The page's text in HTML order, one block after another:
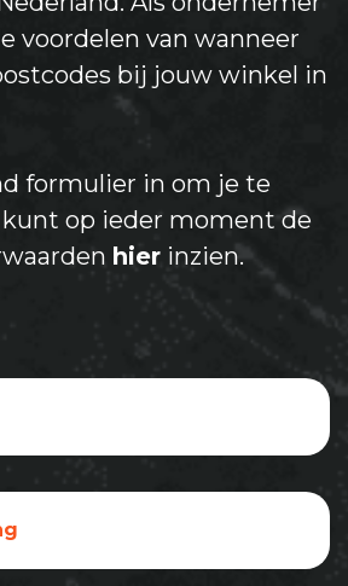
voordelen van wanneer
bij jouw winkel in
formulier in om je te
op ieder moment de
hier inzien.